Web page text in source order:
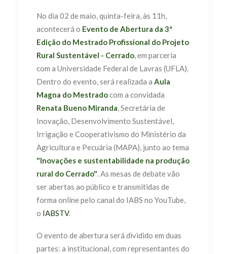
No dia 02 de maio, quinta-feira, às 11h,
acontecerá o Evento de Abertura da 3ª
Edição do Mestrado Profissional do Projeto
Rural Sustentável - Cerrado, em parceria
com a Universidade Federal de Lavras (UFLA).
Dentro do evento, será realizada a Aula
Magna do Mestradocom a convidada
Renata Bueno Miranda, Secretária de
Inovação, Desenvolvimento Sustentável,
Irrigação e Cooperativismo do Ministério da
Agricultura e Pecuária (MAPA), junto ao tema
"Inovações e sustentabilidade na produção
rural do Cerrado". As mesas de debate vão
ser abertas ao público e transmitidas de
forma online pelo canal do IABS no YouTube,
o IABSTV.
O evento de abertura será dividido em duas
partes: a institucional, com representantes do